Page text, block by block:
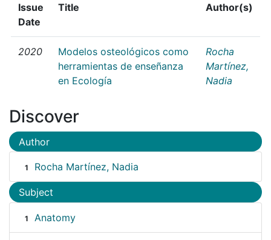
Issue
Date
Title Author(s)
2020
Modelos osteológicos como
herramientas de enseñanza
en Ecología
Rocha
Martínez,
Nadia
Discover
Author
1 Rocha Martínez, Nadia
Subject
1 Anatomy